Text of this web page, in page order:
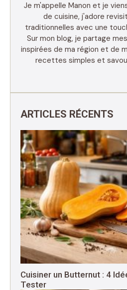
Je m'appelle Manon et je
de cuisine, j'adore
traditionnelles avec une
Sur mon blog, je partage
inspirées de ma région et de
recettes simples et
ARTICLES RÉCENTS
Cuisiner un Butternut : 4
Tester